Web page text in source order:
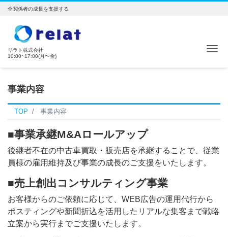
全関係者の成長を支援する
リラト株式会社
10:00~17:00(月〜金)
ナ
事業内容
TOP 事業内容
■事業承継M&Aロールアップ
後継者不在の中古車買取・販売店を承継することで、従業
員様の雇用維持及び事業の成長のご支援をいたします。
■売上創出コンサルティング事業
お客様からのご依頼に応じて、WEB広告の運用代行から
ポスティングや新聞折込を活用したリアルな集客まで戦略
立案から実行までご支援いたします。